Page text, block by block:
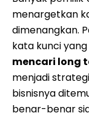
menargetkan
dimenangkan.
kata kunci
mencari long
menjadi
bisnisnya
benar-benar